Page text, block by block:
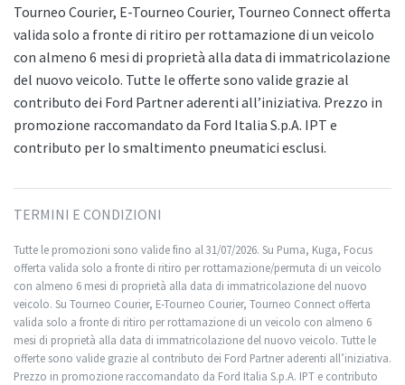
Tourneo Courier, E-Tourneo Courier, Tourneo Connect offerta
valida solo a fronte di ritiro per rottamazione di un veicolo
con almeno 6 mesi di proprietà alla data di immatricolazione
del nuovo veicolo. Tutte le offerte sono valide grazie al
contributo dei Ford Partner aderenti all’iniziativa. Prezzo in
promozione raccomandato da Ford Italia S.p.A. IPT e
contributo per lo smaltimento pneumatici esclusi.
TERMINI E CONDIZIONI
Tutte le promozioni sono valide fino al 31/07/2026. Su Puma, Kuga, Focus
offerta valida solo a fronte di ritiro per rottamazione/permuta di un veicolo
con almeno 6 mesi di proprietà alla data di immatricolazione del nuovo
veicolo. Su Tourneo Courier, E-Tourneo Courier, Tourneo Connect offerta
valida solo a fronte di ritiro per rottamazione di un veicolo con almeno 6
mesi di proprietà alla data di immatricolazione del nuovo veicolo. Tutte le
offerte sono valide grazie al contributo dei Ford Partner aderenti all’iniziativa.
Prezzo in promozione raccomandato da Ford Italia S.p.A. IPT e contributo